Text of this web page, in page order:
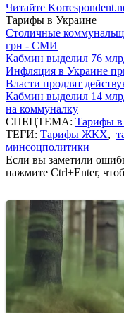
Читайте
Тарифы в Украине
Столичные
грн - СМИ
Кабмин выделил 76
Инфляция в Украине
Власти продлят
Кабмин выделил 14
на коммуналку
СПЕЦТЕМА: Тарифы в
ТЕГИ: Тарифы ЖКХ,
минсоцполитики
Если вы заметили
нажмите Ctrl+Enter,